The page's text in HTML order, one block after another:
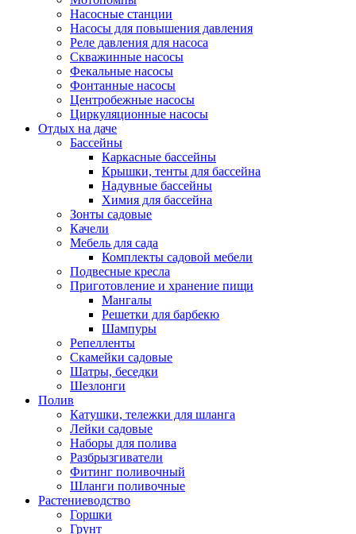
Насосные станции
Насосы для повышения давления
Реле давления для насоса
Скважинные насосы
Фекальные насосы
Фонтанные насосы
Центробежные насосы
Циркуляционные насосы
Отдых на даче
Бассейны
Каркасные бассейны
Крышки, тенты для бассейна
Надувные бассейны
Химия для бассейна
Зонты садовые
Качели
Мебель для сада
Комплекты садовой мебели
Подвесные кресла
Приготовление и хранение пищи
Мангалы
Решетки для барбекю
Шампуры
Репелленты
Скамейки садовые
Шатры, беседки
Шезлонги
Полив
Катушки, тележки для шланга
Лейки садовые
Наборы для полива
Разбрызгиватели
Фитинг поливочный
Шланги поливочные
Растениеводство
Горшки
Грунт